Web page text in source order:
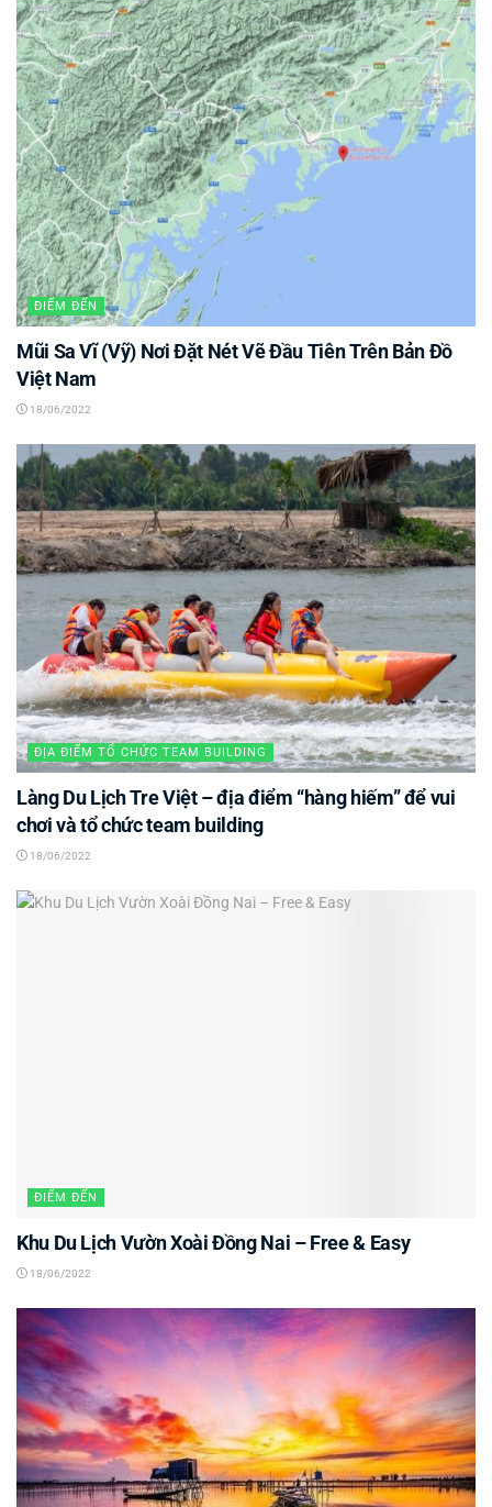
ĐIỂM ĐẾN
Mũi Sa Vĩ (Vỹ) Nơi Đặt Nét Vẽ Đầu Tiên Trên Bản Đồ
Việt Nam
18/06/2022
ĐỊA ĐIỂM TỔ CHỨC TEAM BUILDING
Làng Du Lịch Tre Việt – địa điểm “hàng hiếm” để vui
chơi và tổ chức team building
18/06/2022
ĐIỂM ĐẾN
Khu Du Lịch Vườn Xoài Đồng Nai – Free & Easy
18/06/2022